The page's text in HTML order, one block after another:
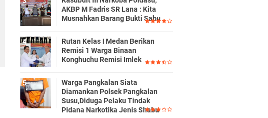
AKBP M Fadris SR Lana : Kita
Musnahkan Barang Bukti Sabu
Rutan Kelas I Medan Berikan
Remisi 1 Warga Binaan
Konghuchu Remisi Imlek
Warga Pangkalan Siata
Diamankan Polsek Pangkalan
Susu,Diduga Pelaku Tindak
Pidana Narkotika Jenis Shabu